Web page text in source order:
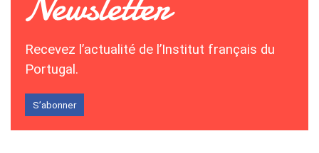
Recevez l’actualité de l’Institut français du
Portugal.
S’abonner